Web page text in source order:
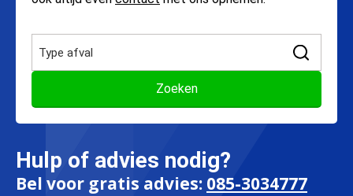
Hulp of advies nodig?
Bel voor gratis advies: 085-3034777